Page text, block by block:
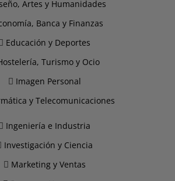
Artes y Humanidades
Banca y Finanzas
Educación y Deportes
Turismo y Ocio
Imagen Personal
y Telecomunicaciones
Ingeniería e Industria
Investigación y Ciencia
Marketing y Ventas